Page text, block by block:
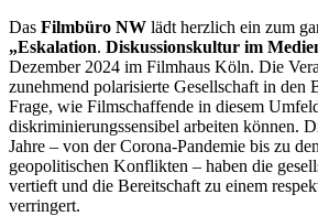
Das Filmbüro NW lädt herzlich ein zum
„Eskalation. Diskussionskultur im
Dezember 2024 im Filmhaus Köln. Die
zunehmend polarisierte Gesellschaft in den
Frage, wie Filmschaffende in diesem
diskriminierungssensibel arbeiten können.
Jahre – von der Corona-Pandemie bis zu
geopolitischen Konflikten – haben die
vertieft und die Bereitschaft zu einem
verringert.